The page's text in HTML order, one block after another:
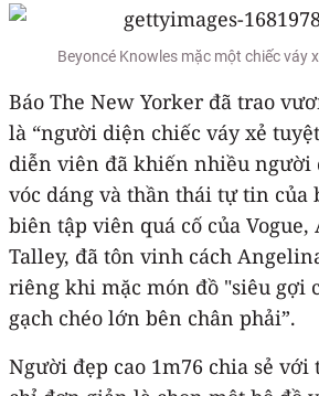
Beyoncé Knowles mặc một chiếc váy
Báo The New Yorker đã trao
là “người diện chiếc váy xẻ
diễn viên đã khiến nhiều người
vóc dáng và thần thái tự tin của
biên tập viên quá cố của Vogue,
Talley, đã tôn vinh cách
riêng khi mặc món đồ "siêu gợi
gạch chéo lớn bên chân phải”.
Người đẹp cao 1m76 chia sẻ với